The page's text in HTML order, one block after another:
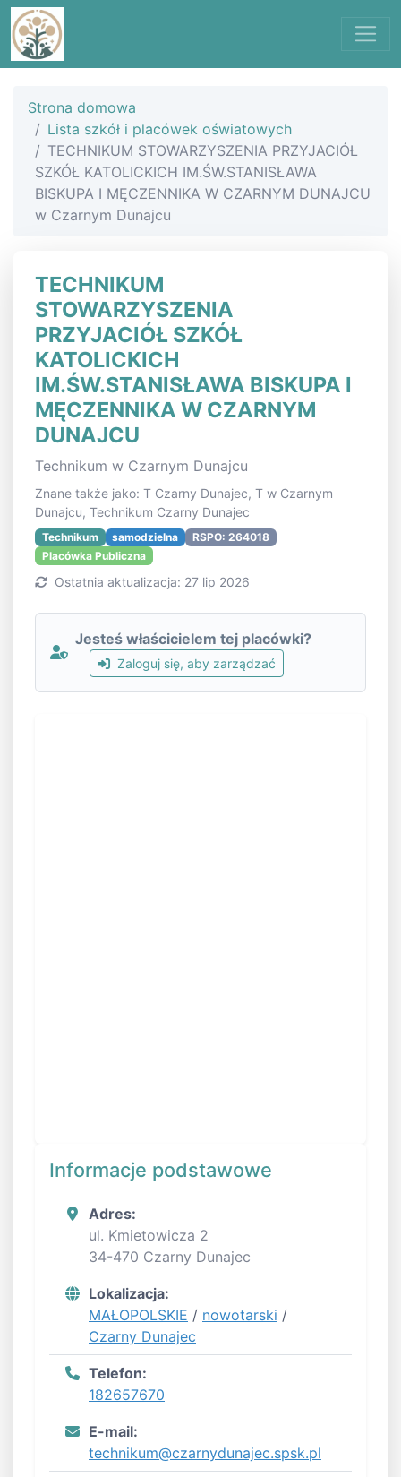
Strona domowa
Lista szkół i placówek oświatowych
TECHNIKUM STOWARZYSZENIA PRZYJACIÓŁ
SZKÓŁ KATOLICKICH IM.ŚW.STANISŁAWA
BISKUPA I MĘCZENNIKA W CZARNYM DUNAJCU
w Czarnym Dunajcu
TECHNIKUM
STOWARZYSZENIA
PRZYJACIÓŁ SZKÓŁ
KATOLICKICH
IM.ŚW.STANISŁAWA BISKUPA I
MĘCZENNIKA W CZARNYM
DUNAJCU
Technikum w Czarnym Dunajcu
Znane także jako: T Czarny Dunajec, T w Czarnym
Dunajcu, Technikum Czarny Dunajec
Technikum samodzielna
RSPO: 264018
Placówka Publiczna
Ostatnia aktualizacja: 27 lip 2026
Jesteś właścicielem tej placówki?
Zaloguj się, aby zarządzać
Informacje podstawowe
Adres:
ul. Kmietowicza 2
34-470 Czarny Dunajec
Lokalizacja:
MAŁOPOLSKIE / nowotarski /
Czarny Dunajec
Telefon:
182657670
E-mail:
technikum@czarnydunajec.spsk.pl